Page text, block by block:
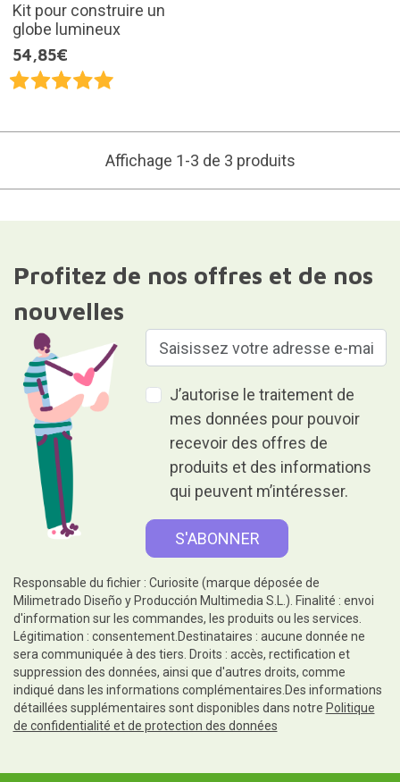
Kit pour construire un
globe lumineux
54,85€
Affichage 1-3 de 3 produits
Profitez de nos offres et de nos
nouvelles
J’autorise le traitement de
mes données pour pouvoir
recevoir des offres de
produits et des informations
qui peuvent m’intéresser.
Responsable du fichier : Curiosite (marque déposée de
Milimetrado Diseño y Producción Multimedia S.L.). Finalité : envoi
d'information sur les commandes, les produits ou les services.
Légitimation : consentement.Destinataires : aucune donnée ne
sera communiquée à des tiers. Droits : accès, rectification et
suppression des données, ainsi que d'autres droits, comme
indiqué dans les informations complémentaires.Des informations
détaillées supplémentaires sont disponibles dans notre Politique
de confidentialité et de protection des données